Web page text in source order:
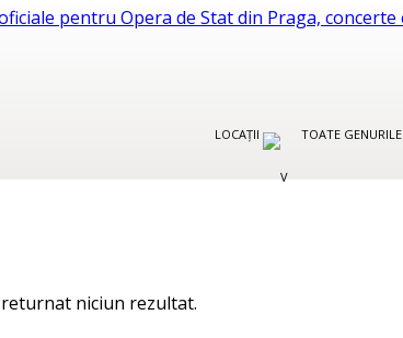
LOCAȚII TOATE GENURILE
niciun rezultat.